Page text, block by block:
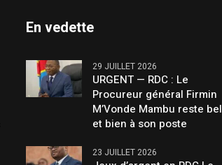
En vedette
29 JUILLET 2026
URGENT — RDC : Le
Procureur général Firmin
M’Vonde Mambu reste bel
et bien à son poste
23 JUILLET 2026